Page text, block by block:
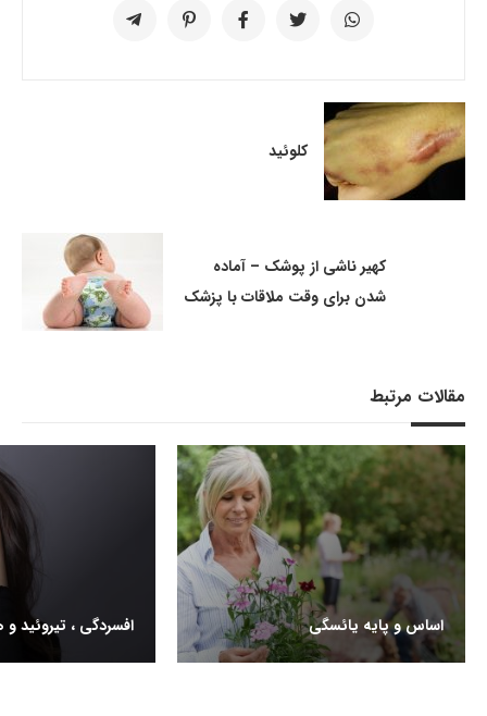
کلوئید
کهیر ناشی از پوشک – آماده
شدن برای وقت ملاقات با پزشک
مقالات مرتبط
اساس و پایه یائسگی افسردگی ، تیروئید